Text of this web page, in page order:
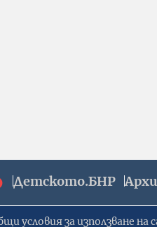
Детското.БНР
условия за използване на